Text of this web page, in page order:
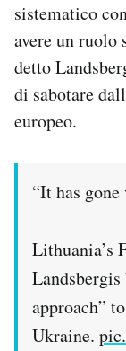
sistematico
avere un
detto
di sabotare
europeo.
“It has
Lithuania’s
approach”
Ukraine.